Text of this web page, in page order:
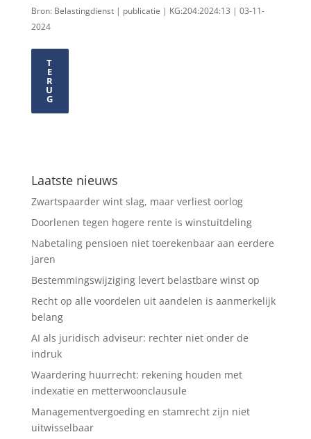
Bron: Belastingdienst | publicatie | KG:204:2024:13 | 03-11-
2024
T
E
R
U
G
Laatste nieuws
Zwartspaarder wint slag, maar verliest oorlog
Doorlenen tegen hogere rente is winstuitdeling
Nabetaling pensioen niet toerekenbaar aan eerdere
jaren
Bestemmingswijziging levert belastbare winst op
Recht op alle voordelen uit aandelen is aanmerkelijk
belang
AI als juridisch adviseur: rechter niet onder de
indruk
Waardering huurrecht: rekening houden met
indexatie en metterwoonclausule
Managementvergoeding en stamrecht zijn niet
uitwisselbaar